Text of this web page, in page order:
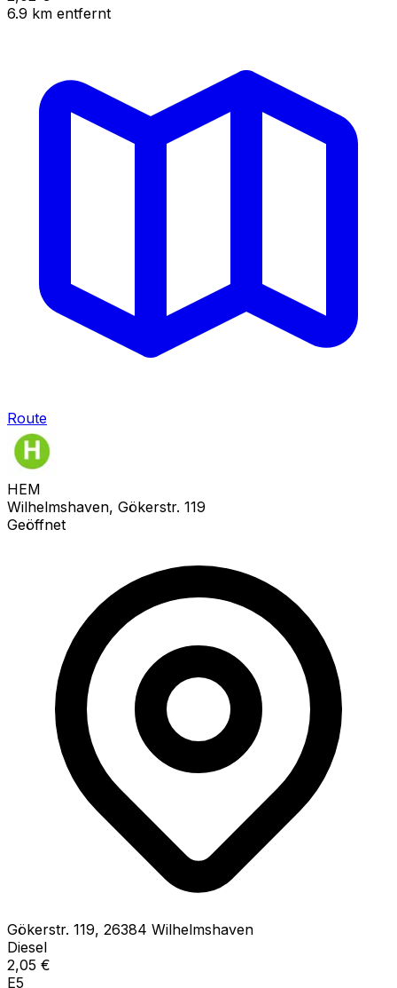
6.9 km entfernt
Route
HEM
Wilhelmshaven, Gökerstr. 119
Geöffnet
Gökerstr. 119, 26384 Wilhelmshaven
Diesel
2,05 €
E5